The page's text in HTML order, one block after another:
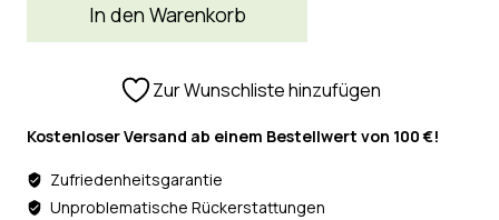
In den Warenkorb
Zur Wunschliste hinzufügen
Kostenloser Versand ab einem Bestellwert von 100 €!
Zufriedenheitsgarantie
Unproblematische Rückerstattungen